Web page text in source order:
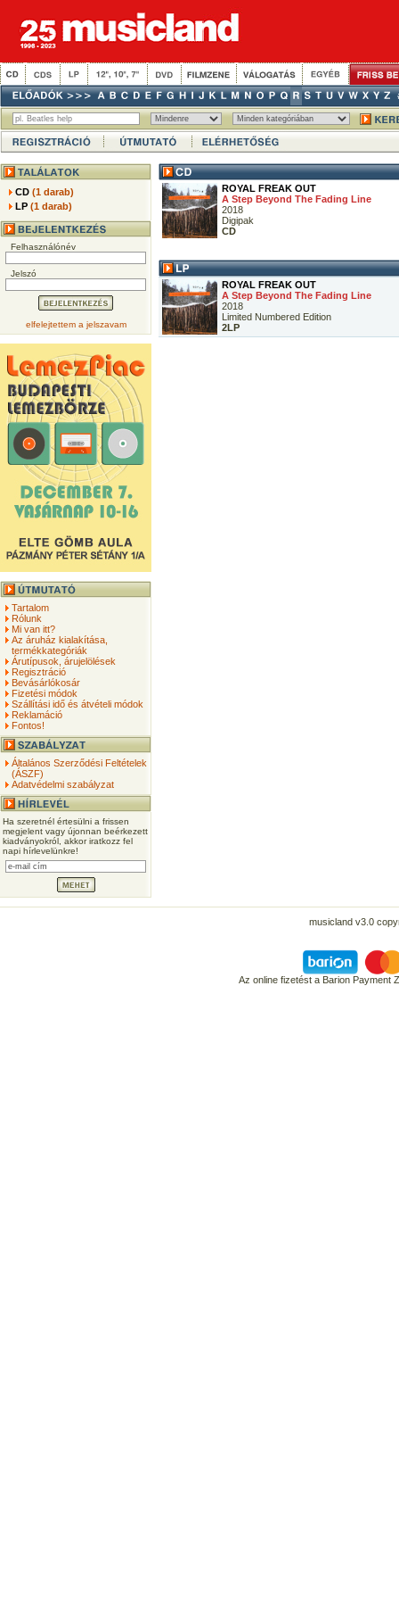
CD(1 darab)
LP(1 darab)
Felhasználónév
Jelszó
elfelejtettem a jelszavam
Tartalom
Rólunk
Mi van itt?
Az áruház kialakítása,
termékkategóriák
Árutípusok, árujelölések
Regisztráció
Bevásárlókosár
Fizetési módok
Szállítási idő és átvételi módok
Reklamáció
Fontos!
Általános Szerződési Feltételek
(ÁSZF)
Adatvédelmi szabályzat
Ha szeretnél értesülni a frissen
megjelent vagy újonnan beérkezett
kiadványokról, akkor iratkozz fel
napi hírlevelünkre!
ROYAL FREAK OUT
A Step Beyond The Fading Line
2018
Digipak
CD
ROYAL FREAK OUT
A Step Beyond The Fading Line
2018
Limited Numbered Edition
2LP
musicland v3.0
Az online fizetést a Barion Payment